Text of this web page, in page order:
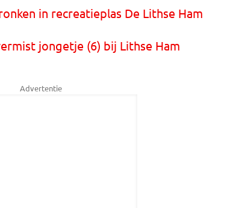
in recreatieplas De Lithse Ham
jongetje (6) bij Lithse Ham
Advertentie